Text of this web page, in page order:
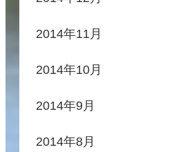
2014年11月
2014年10月
2014年9月
2014年8月